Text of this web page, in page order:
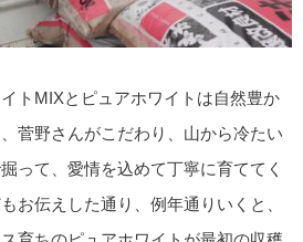
トMIXとピュアホワイトは自然豊か
菅野さんがこだわり、山から冷たい
って、愛情を込めて丁寧に育ててく
お伝えした通り、例年通りいくと、